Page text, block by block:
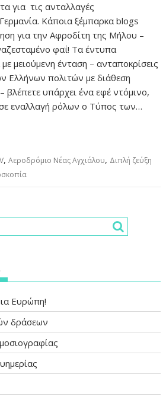
για τις ανταλλαγές
Κάποια ξέμπαρκα blogs
για την Αφροδίτη της Μήλου –
φαΐ! Τα έντυπα
μειούμενη ένταση – ανταποκρίσεις
Ελλήνων πολιτών με διάθεση
βλέπετε υπάρχει ένα εφέ ντόμινο,
σε εναλλαγή ρόλων ο Τύπος των…
,Αεροδρόμιο Νέας Αγχιάλου, Διπλή ζεύξη
Ευρώπη!
δράσεων